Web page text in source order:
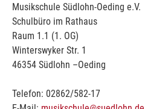
Musikschule Südlohn-Oeding e.V.
Schulbüro im Rathaus
Raum 1.1 (1. OG)
Winterswyker Str. 1
46354 Südlohn –Oeding
Telefon: 02862/582-17